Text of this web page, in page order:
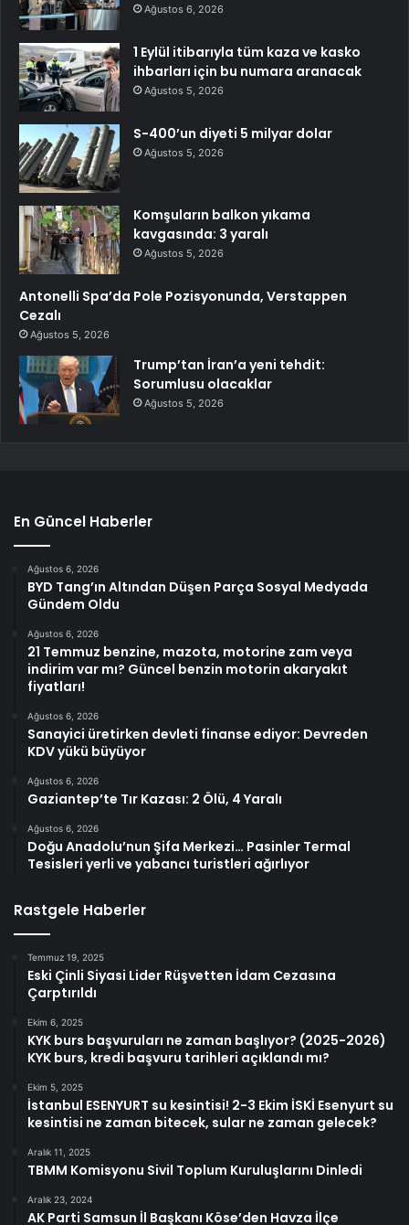
Ağustos 6, 2026
1 Eylül itibarıyla tüm kaza ve kasko
ihbarları için bu numara aranacak
Ağustos 5, 2026
S-400’un diyeti 5 milyar dolar
Ağustos 5, 2026
Komşuların balkon yıkama
kavgasında: 3 yaralı
Ağustos 5, 2026
Antonelli Spa’da Pole Pozisyonunda, Verstappen
Cezalı
Ağustos 5, 2026
Trump’tan İran’a yeni tehdit:
Sorumlusu olacaklar
Ağustos 5, 2026
En Güncel Haberler
Ağustos 6, 2026
BYD Tang’ın Altından Düşen Parça Sosyal Medyada
Gündem Oldu
Ağustos 6, 2026
21 Temmuz benzine, mazota, motorine zam veya
indirim var mı? Güncel benzin motorin akaryakıt
fiyatları!
Ağustos 6, 2026
Sanayici üretirken devleti finanse ediyor: Devreden
KDV yükü büyüyor
Ağustos 6, 2026
Gaziantep’te Tır Kazası: 2 Ölü, 4 Yaralı
Ağustos 6, 2026
Doğu Anadolu’nun Şifa Merkezi… Pasinler Termal
Tesisleri yerli ve yabancı turistleri ağırlıyor
Rastgele Haberler
Temmuz 19, 2025
Eski Çinli Siyasi Lider Rüşvetten İdam Cezasına
Çarptırıldı
Ekim 6, 2025
KYK burs başvuruları ne zaman başlıyor? (2025-2026)
KYK burs, kredi başvuru tarihleri açıklandı mı?
Ekim 5, 2025
İstanbul ESENYURT su kesintisi! 2-3 Ekim İSKİ Esenyurt su
kesintisi ne zaman bitecek, sular ne zaman gelecek?
Aralık 11, 2025
TBMM Komisyonu Sivil Toplum Kuruluşlarını Dinledi
Aralık 23, 2024
AK Parti Samsun İl Başkanı Köse’den Havza İlçe